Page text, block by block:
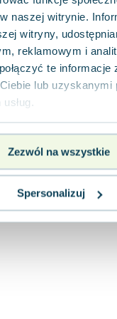
naszej witrynie.
witryny,
reklamowym i
te informacje
lub uzyskanymi
Zezwól na wszystkie
Spersonalizuj